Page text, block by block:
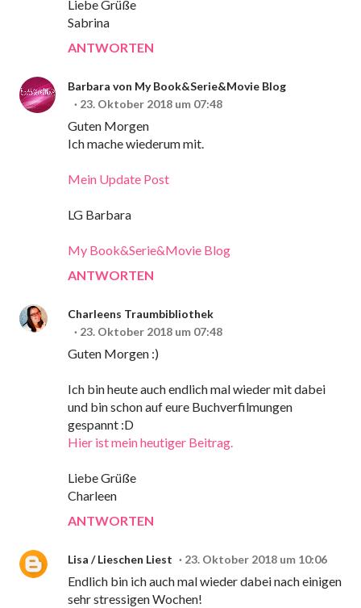
Liebe Grüße
Sabrina
ANTWORTEN
Barbara von My Book&Serie&Movie Blog
23. Oktober 2018 um 07:48
Guten Morgen
Ich mache wiederum mit.
Mein Update Post
LG Barbara
My Book&Serie&Movie Blog
ANTWORTEN
Charleens Traumbibliothek
23. Oktober 2018 um 07:48
Guten Morgen :)
Ich bin heute auch endlich mal wieder mit dabei
und bin schon auf eure Buchverfilmungen
gespannt :D
Hier ist mein heutiger Beitrag.
Liebe Grüße
Charleen
ANTWORTEN
Lisa / Lieschen Liest 23. Oktober 2018 um 10:06
Endlich bin ich auch mal wieder dabei nach einigen
sehr stressigen Wochen!